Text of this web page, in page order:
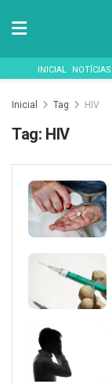
INICIAL NOTÍCIAS
Inicial Tag HIV
Tag: HIV